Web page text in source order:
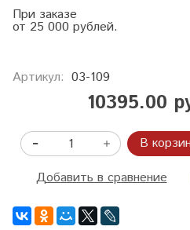
При заказе
от 25 000 рублей.
Артикул: 03-109
10395.00
В
Добавить в сравнение